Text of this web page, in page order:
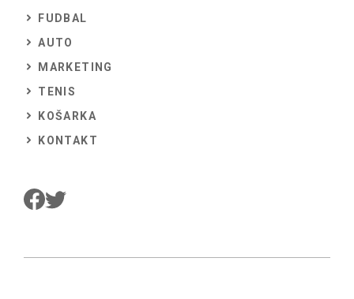
FUDBAL
AUTO
MARKETING
TENIS
KOŠARKA
KONTAKT